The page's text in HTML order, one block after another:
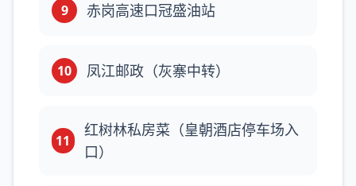
9 赤岗高速口冠盛油站
10 凤江邮政（灰寨中转）
11
红树林私房菜（皇朝酒店停车场入
口）